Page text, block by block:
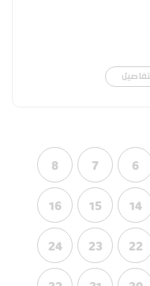
6
7
8
14
15
16
22
23
24